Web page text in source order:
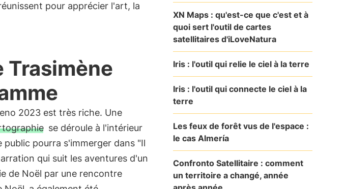
pour apprécier l'art, la
Trasimène
2023 est très riche. Une
se déroule à l'intérieur
public pourra s'immerger dans "Il
qui suit les aventures d'un
de Noël par une rencontre
XN Maps : qu'est-ce que c'est et à
quoi sert l'outil de cartes
satellitaires d'iLoveNatura
Iris : l'outil qui relie le ciel à la terre
Iris : l'outil qui connecte le ciel à la
terre
Les feux de forêt vus de l'espace :
le cas Almería
Confronto Satellitaire : comment
un territoire a changé, année